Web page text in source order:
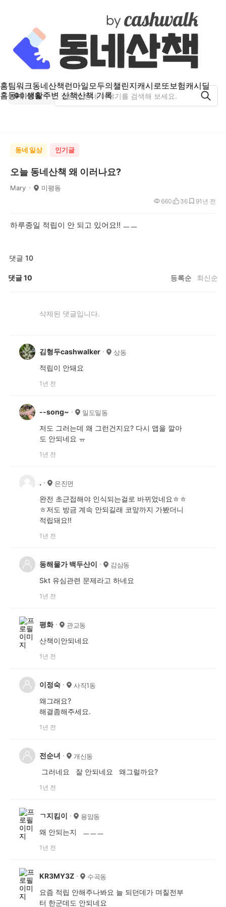
홈팀워크동네산책런마일모두의챌린지캐시로또보험캐시딜
홈동네 생활주변 산책산책 기록
미평동
동네 일상 인기글
오늘 동네산책 왜 이러나요?
Mary 미평동
1년 전
660 36 9
하루종일 적립이 안 되고 있어요!! ㅡㅡ
댓글 10
댓글10 등록순 최신순
삭제된 댓글입니다.
김형두cashwalker 상동
적립이 안돼요
1년 전
--song~ 일도일동
저도 그러는데 왜 그런건지요? 다시 앱을 깔아
도 안되네요 ㅠ
1년 전
. 은진면
완전 초근접해야 인식되는걸로 바뀌었네요ㅎㅎ
ㅎ저도 방금 계속 안되길래 코앞까지 가봤더니
적립돼요!!
1년 전
동해물가 백두산이 감삼동
Skt 유심관련 문제라고 하네요
1년 전
평화 관교동
산책이안되네요
1년 전
이정숙 사직1동
왜그래요?
해결좀해주세요.
1년 전
전순녀 개신동
그러네요 잘 안되네요 왜그럴까요?
1년 전
ㄱ지킴이 용암동
왜 안되는지 ㅡㅡㅡ
1년 전
KR3MY3Z 수곡동
요즘 적립 안해주나봐요 늘 되던데가 며칠전부
터 한군데도 안되네요